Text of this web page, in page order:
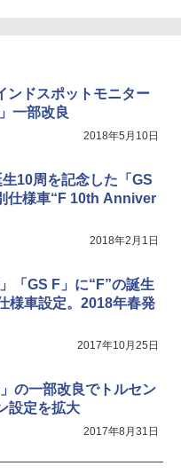
ンドスポットモニター
一部改良
2018年5月10日
10周を記念した「GS
仕様車“F 10th Anniver
2018年2月1日
「GS F」に“F”の誕生
様車設定。2018年春発
2017年10月25日
の一部改良でトルセン
設定を拡大
2017年8月31日